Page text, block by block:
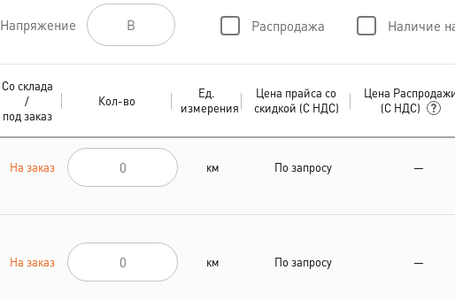
Напряжение Распродажа Наличие
Со склада
/
под заказ
Кол-во
Ед.
измерения
Цена прайса со
скидкой (С НДС)
Цена
(С НДС)
На заказ км По запросу —
На заказ км По запросу —